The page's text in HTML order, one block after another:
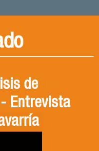
de
Entrevista
en
Chileno de